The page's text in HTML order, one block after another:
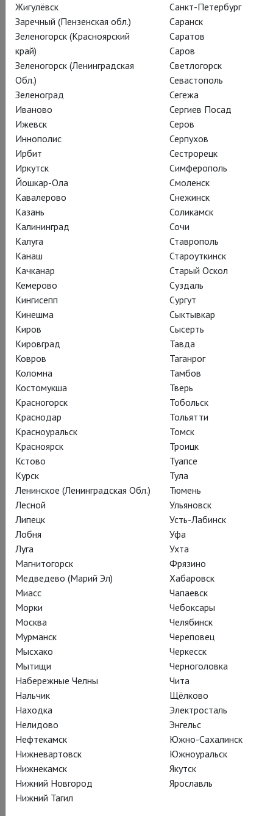
Гертруде на бокал вина
ПОДАРИТЬ
Генриху VIII на психотерапию
Леди Макбет на санитайзер
получатель вашей поддержки - проект TheatreHD, часть арт-
объединения CoolConnections, которое и будет отображаться как
получатель вашего перевода.
Последние подарки
Жигулёвск
Заречный (Пензенская обл.)
Зеленогорск (Красноярский
край)
Зеленогорск (Ленинградская
Обл.)
Зеленоград
Иваново
Ижевск
Иннополис
Ирбит
Иркутск
Йошкар-Ола
Кавалерово
Казань
Калининград
Калуга
Канаш
Качканар
Кемерово
Кингисепп
Кинешма
Киров
Кировград
Ковров
Коломна
Костомукша
Красногорск
Краснодар
Красноуральск
Красноярск
Кстово
Курск
Ленинское (Ленинградская Обл.)
Лесной
Липецк
Лобня
Луга
Магнитогорск
Медведево (Марий Эл)
Миасс
Морки
Москва
Мурманск
Мысхако
Мытищи
Набережные Челны
Нальчик
Находка
Нелидово
Нефтекамск
Нижневартовск
Нижнекамск
Нижний Новгород
Нижний Тагил
Санкт-Петербург
Саранск
Саратов
Саров
Светлогорск
Севастополь
Сегежа
Сергиев Посад
Серов
Серпухов
Сестрорецк
Симферополь
Смоленск
Снежинск
Соликамск
Сочи
Ставрополь
Староуткинск
Старый Оскол
Суздаль
Сургут
Сыктывкар
Сысерть
Тавда
Таганрог
Тамбов
Тверь
Тобольск
Тольятти
Томск
Троицк
Туапсе
Тула
Тюмень
Ульяновск
Усть-Лабинск
Уфа
Ухта
Фрязино
Хабаровск
Чапаевск
Чебоксары
Челябинск
Череповец
Черкесск
Черноголовка
Чита
Щёлково
Электросталь
Энгельс
Южно-Сахалинск
Южноуральск
Якутск
Ярославль